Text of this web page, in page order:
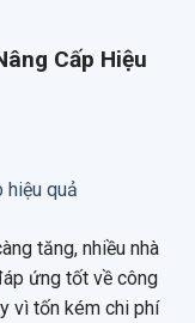
Cấp Hiệu
tăng, nhiều nhà
ứng tốt về công
vì tốn kém chi phí